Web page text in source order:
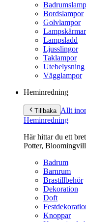
Bordslampor
Golvlampor
Lampskärmar
Lampsladd
Ljusslingor
Taklampor
Utebelysning
Vägglampor
Heminredning
Tillbaka Allt
Heminredning
Här hittar du ett
Potter,
Badrum
Barnrum
Brastillbehör
Dekoration
Doft
Knoppar